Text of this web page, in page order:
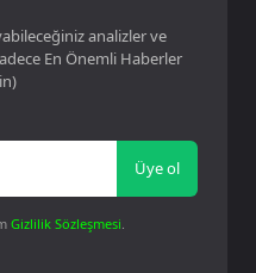
analizler ve
En Önemli Haberler
Üye ol
Gizlilik Sözleşmesi.